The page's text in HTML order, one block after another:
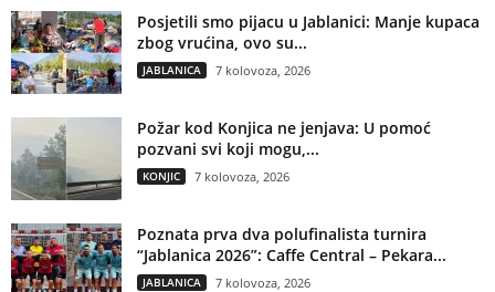
Posjetili smo pijacu u Jablanici: Manje kupaca
zbog vrućina, ovo su...
JABLANICA 7 kolovoza, 2026
Požar kod Konjica ne jenjava: U pomoć
pozvani svi koji mogu,...
KONJIC 7 kolovoza, 2026
Poznata prva dva polufinalista turnira
“Jablanica 2026”: Caffe Central – Pekara...
JABLANICA 7 kolovoza, 2026